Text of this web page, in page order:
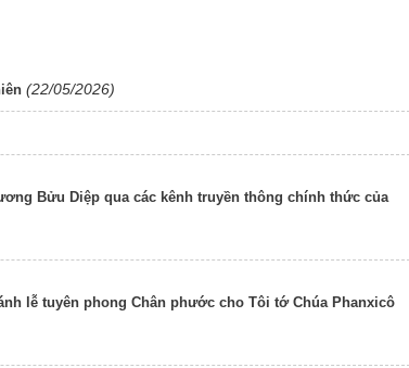
(22/05/2026)
Bửu Diệp qua các kênh truyền thông chính thức của
lễ tuyên phong Chân phước cho Tôi tớ Chúa Phanxicô